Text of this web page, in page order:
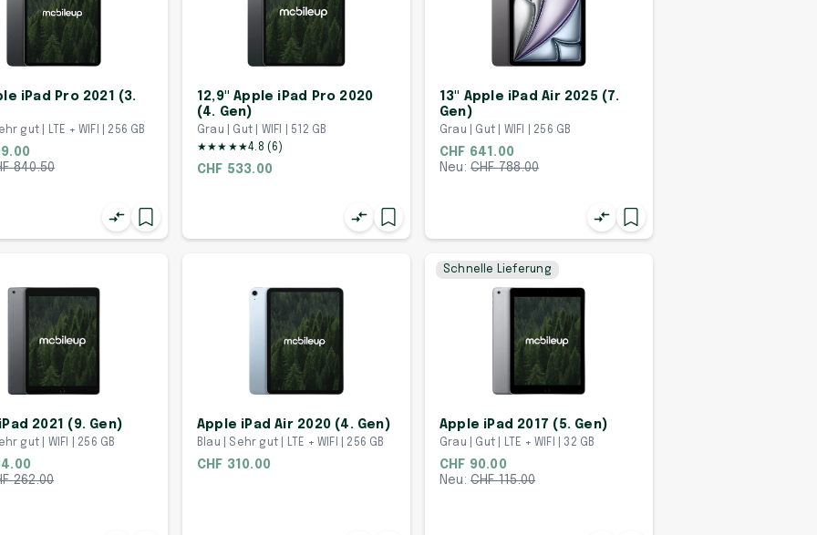
iPad Pro 2021 (3.
gut | LTE + WIFI | 256 GB
840.50
12,9" Apple iPad Pro 2020
(4. Gen)
Grau | Gut | WIFI | 512 GB
★★★ ★★4.8 (6 )
CHF 533.00
13" Apple iPad Air 2025 (7.
Gen)
Grau | Gut | WIFI | 256 GB
CHF 641.00
Neu:CHF788.00
2021 (9. Gen)
gut | WIFI | 256 GB
262.00
Apple iPad Air 2020 (4. Gen)
Blau | Sehr gut | LTE + WIFI | 256 GB
CHF 310.00
Schnelle Lieferung
Apple iPad 2017 (5. Gen)
Grau | Gut | LTE + WIFI | 32 GB
CHF 90.00
Neu:CHF115.00